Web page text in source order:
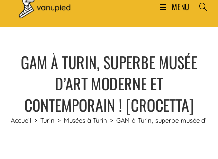
MENU
GAM À TURIN, SUPERBE MUSÉE
D’ART MODERNE ET
CONTEMPORAIN ! [CROCETTA]
Accueil > Turin > Musées à Turin > GAM à Turin, superbe musée